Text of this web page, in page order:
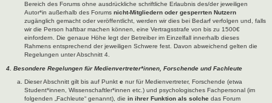
Bereich des Forums ohne ausdrückliche schriftliche Erlaubnis des/der jeweiligen
Autor*in außerhalb des Forums nicht-Mitgliedern oder gesperrten Nutzern
zugänglich gemacht oder veröffentlicht, werden wir dies bei Bedarf verfolgen und, falls
wir die Person haftbar machen können, eine Vertragsstrafe von bis zu 1500€
einfordern. Die genaue Höhe legt der Betreiber im Einzelfall innerhalb dieses
Rahmens entsprechend der jeweiligen Schwere fest. Davon abweichend gelten die
Regelungen unter Abschnitt 4.
4. Besondere Regelungen für Medienvertreter*innen, Forschende und Fachleute
Dieser Abschnitt gilt bis auf Punkt e nur für Medienvertreter, Forschende (etwa
Student*innen, Wissenschaftler*innen etc.) und psychologisches Fachpersonal (im
folgenden „Fachleute“ genannt), die in ihrer Funktion als solche das Forum